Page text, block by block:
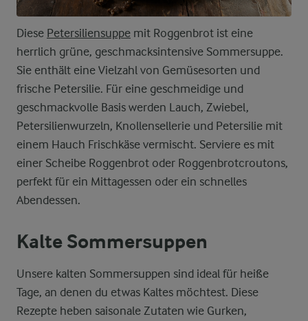
Diese Petersiliensuppe mit Roggenbrot ist eine
herrlich grüne, geschmacksintensive Sommersuppe.
Sie enthält eine Vielzahl von Gemüsesorten und
frische Petersilie. Für eine geschmeidige und
geschmackvolle Basis werden Lauch, Zwiebel,
Petersilienwurzeln, Knollensellerie und Petersilie mit
einem Hauch Frischkäse vermischt. Serviere es mit
einer Scheibe Roggenbrot oder Roggenbrotcroutons,
perfekt für ein Mittagessen oder ein schnelles
Abendessen.
Kalte Sommersuppen
Unsere kalten Sommersuppen sind ideal für heiße
Tage, an denen du etwas Kaltes möchtest. Diese
Rezepte heben saisonale Zutaten wie Gurken,